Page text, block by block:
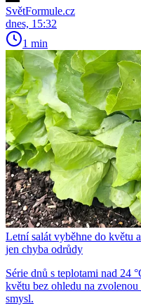
SvětFormule.cz
dnes, 15:32
1 min
Letní salát vyběhne do květu
jen chyba odrůdy
Série dnů s teplotami nad 24
květu bez ohledu na
smysl.